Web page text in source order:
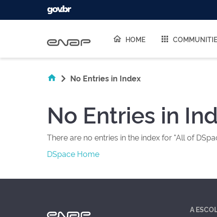
HOME
No Entries in Index
No Entries in
There are no entries in the index for "All of
DSpace Home
A